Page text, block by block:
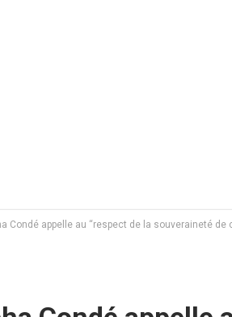
Condé appelle au ‘‘respect de la souveraineté